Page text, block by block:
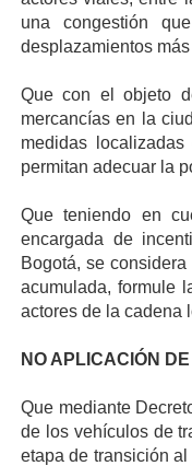
una congestión
desplazamientos
Que con el objeto
mercancías en la
medidas
permitan adecuar la
Que teniendo en
encargada de
Bogotá, se
acumulada, formule
actores de la cadena
NO APLICACIÓN
Que mediante
de los vehículos de
etapa de transición